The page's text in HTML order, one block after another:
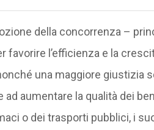
della concorrenza –
favorire l’efficienza e la
una maggiore giustizia
ad aumentare la qualità dei
o dei trasporti pubblici, i